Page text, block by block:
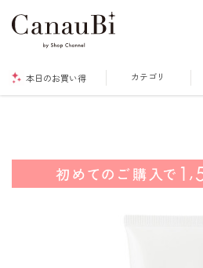
本日のお買い得 カテゴリ